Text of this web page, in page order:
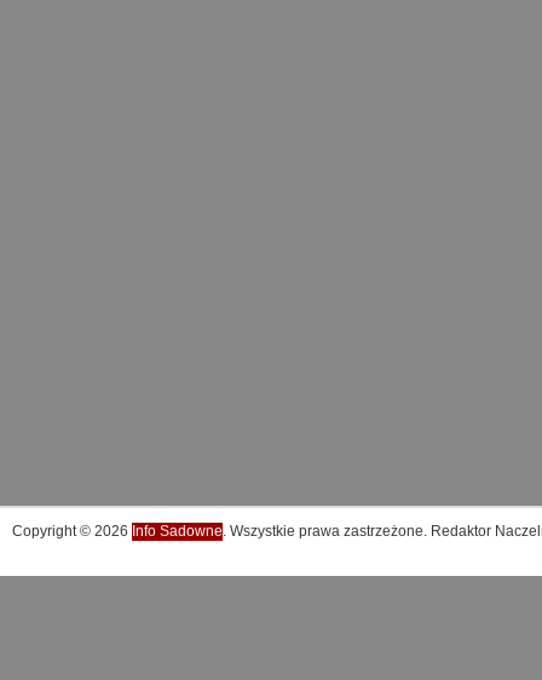
Copyright © 2026 Info Sadowne. Wszystkie prawa zastrzeżone. Redaktor